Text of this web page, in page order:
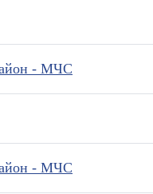
- МЧС
- МЧС